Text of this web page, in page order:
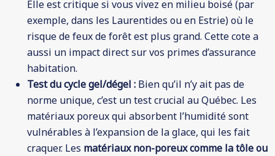
Elle est critique si vous vivez en milieu boisé (par
exemple, dans les Laurentides ou en Estrie) où le
risque de feux de forêt est plus grand. Cette cote a
aussi un impact direct sur vos primes d’assurance
habitation.
Test du cycle gel/dégel : Bien qu’il n’y ait pas de
norme unique, c’est un test crucial au Québec. Les
matériaux poreux qui absorbent l’humidité sont
vulnérables à l’expansion de la glace, qui les fait
craquer. Les matériaux non-poreux comme la tôle ou